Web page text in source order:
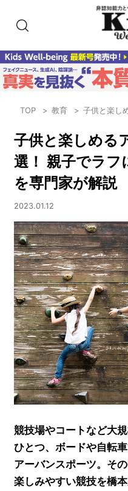
TOP 教育 子供と楽し
子供と楽しめる
選！ 親子でラフ
を専門家が解説
2023.01.12
競技場やコートなど大
ひとつ、ボードや自転
アーバンスポーツ。そ
楽しみやすい競技を橋